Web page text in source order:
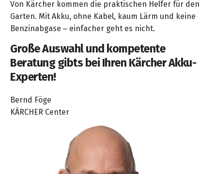
Von Kärcher kommen die praktischen Helfer für den
Garten. Mit Akku, ohne Kabel, kaum Lärm und keine
Benzinabgase – einfacher geht es nicht.
Große Auswahl und kompetente
Beratung gibts bei Ihren Kärcher Akku-
Experten!
Bernd Föge
KÄRCHER Center